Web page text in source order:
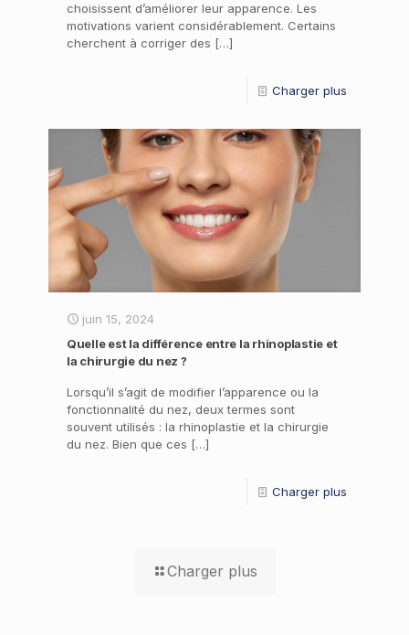
choisissent d’améliorer leur apparence. Les
motivations varient considérablement. Certains
cherchent à corriger des […]
Charger plus
juin 15, 2024
Quelle est la différence entre la rhinoplastie et
la chirurgie du nez ?
Lorsqu’il s’agit de modifier l’apparence ou la
fonctionnalité du nez, deux termes sont
souvent utilisés : la rhinoplastie et la chirurgie
du nez. Bien que ces […]
Charger plus
Charger plus